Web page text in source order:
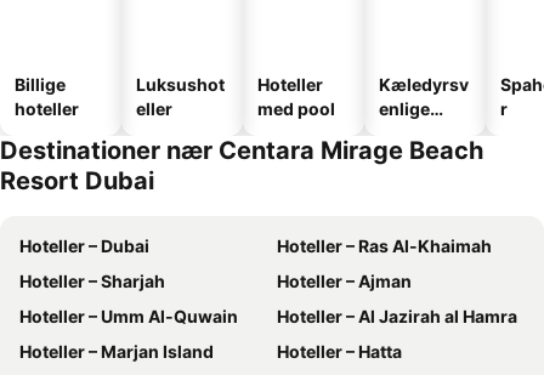
Billige
hoteller
Luksushot
eller
Hoteller
med pool
Kæledyrsv
enlige
r
Destinationer nær Centara Mirage Beach
Resort Dubai
Hoteller – Dubai
Hoteller – Ras Al-Khaimah
Hoteller – Sharjah
Hoteller – Ajman
Hoteller – Umm Al-Quwain
Hoteller – Al Jazirah al Hamra
Hoteller – Marjan Island
Hoteller – Hatta